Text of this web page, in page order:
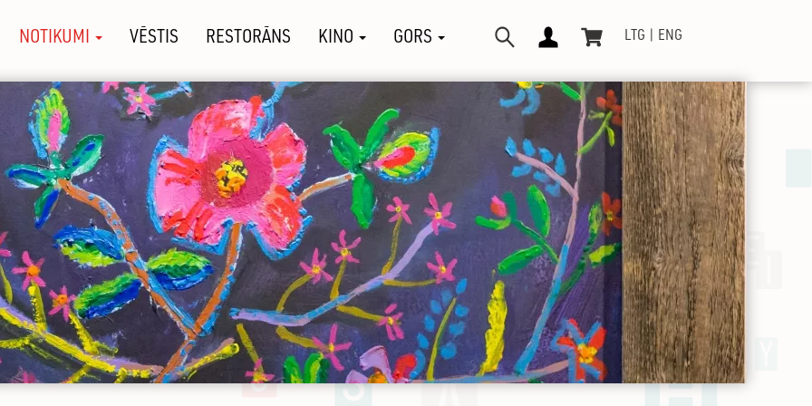
LTG ENG
NOTIKUMI VĒSTIS RESTORĀNS KINO GORS